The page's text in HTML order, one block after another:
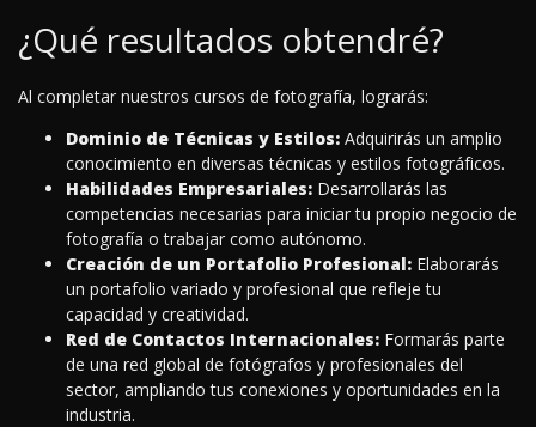
¿Qué resultados obtendré?
Al completar nuestros cursos de fotografía, lograrás:
Dominio de Técnicas y Estilos: Adquirirás un amplio
conocimiento en diversas técnicas y estilos fotográficos.
Habilidades Empresariales: Desarrollarás las
competencias necesarias para iniciar tu propio negocio de
fotografía o trabajar como autónomo.
Creación de un Portafolio Profesional: Elaborarás
un portafolio variado y profesional que refleje tu
capacidad y creatividad.
Red de Contactos Internacionales: Formarás parte
de una red global de fotógrafos y profesionales del
sector, ampliando tus conexiones y oportunidades en la
industria.